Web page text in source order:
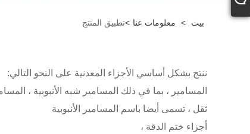
بيت > معلومات عنا >تطبيق المنتج
ننتج بشكل أساسي الأجزاء المعدنية على النحو التالي:
المسامير ، بما في ذلك المسامير شبه الأنبوبية ،
ثقل ، تسمى أيضا باسم المسامير الأنبوبية
أجزاء ختم الدقة ،